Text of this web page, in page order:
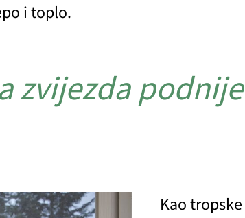
i toplo.
zvijezda
Kao